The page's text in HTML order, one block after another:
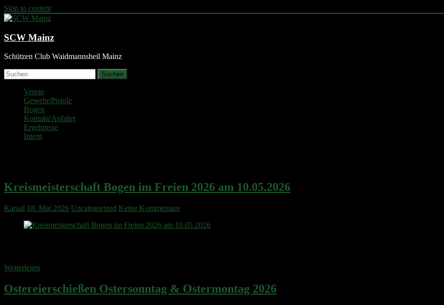
Skip to content
SCW Mainz
Schützen Club Waidmannsheil Mainz
Suchen
Verein
Gewehr/Pistole
Bogen
Kontakt/Anfahrt
Ergebnisse
Intern
Kreismeisterschaft Bogen im Freien 2026 am 10.05.2026
Karaal 18. Mai 2026 Uncategorized Keine Kommentare
Weiterlesen
Ostereierschießen Ostersonntag & Ostermontag 2026